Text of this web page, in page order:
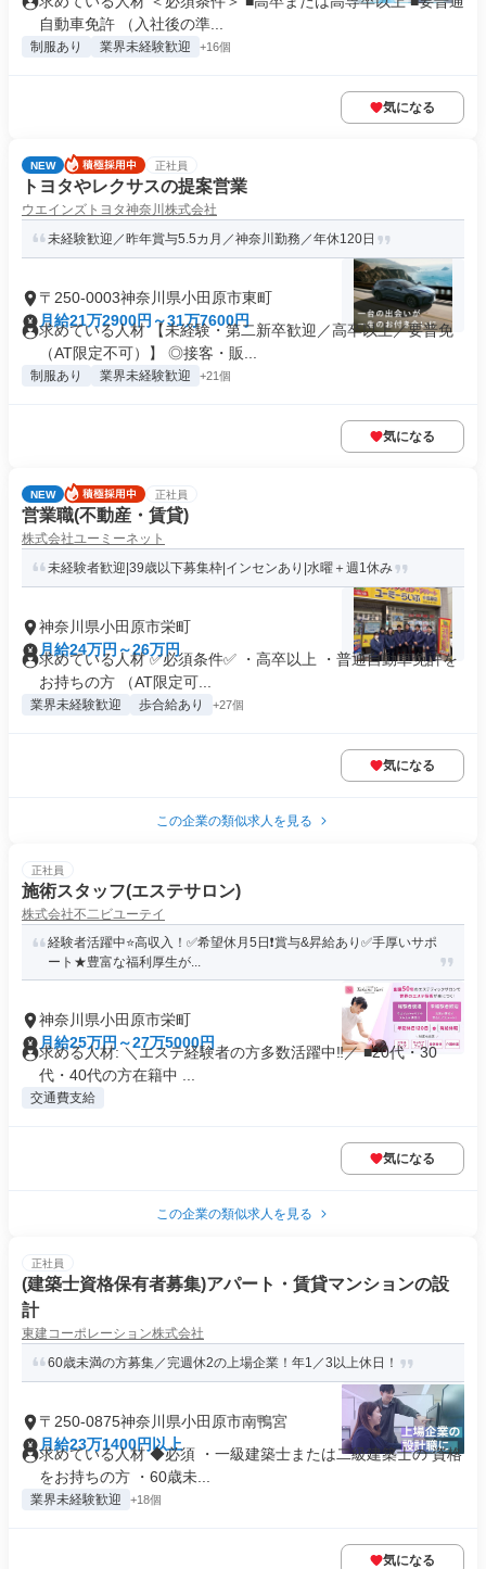
自動車免許 （入社後の準...
制服あり 業界未経験歓迎 +16個
気になる
NEW 正社員
トヨタやレクサスの提案営業
ウエインズトヨタ神奈川株式会社
未経験歓迎／昨年賞与5.5カ月／神奈川勤務／年休120日
〒250-0003神奈川県小田原市東町
月給21万2900円～31万7600円
求めている人材 【未経験・第二新卒歓迎／高卒以上／要普免
（AT限定不可）】 ◎接客・販...
制服あり 業界未経験歓迎 +21個
気になる
NEW 正社員
営業職(不動産・賃貸)
株式会社ユーミーネット
未経験者歓迎|39歳以下募集枠|インセンあり|水曜＋週1休み
神奈川県小田原市栄町
月給24万円～26万円
求めている人材 ✅必須条件✅ ・高卒以上 ・普通自動車免許を
お持ちの方 （AT限定可...
業界未経験歓迎 歩合給あり +27個
気になる
この企業の類似求人を見る
正社員
施術スタッフ(エステサロン)
株式会社不二ビユーテイ
経験者活躍中⭐️高収入！✅希望休月5日❗️賞与&昇給あり✅手厚いサポ
ート★豊富な福利厚生が...
神奈川県小田原市栄町
月給25万円～27万5000円
求める人材: ＼エステ経験者の方多数活躍中‼／ ■20代・30
代・40代の方在籍中 ...
交通費支給
気になる
この企業の類似求人を見る
正社員
(建築士資格保有者募集)アパート・賃貸マンションの設
計
東建コーポレーション株式会社
60歳未満の方募集／完週休2の上場企業！年1／3以上休日！
〒250-0875神奈川県小田原市南鴨宮
月給23万1400円以上
求めている人材 ◆必須 ・一級建築士または二級建築士の 資格
をお持ちの方 ・60歳未...
業界未経験歓迎 +18個
気になる